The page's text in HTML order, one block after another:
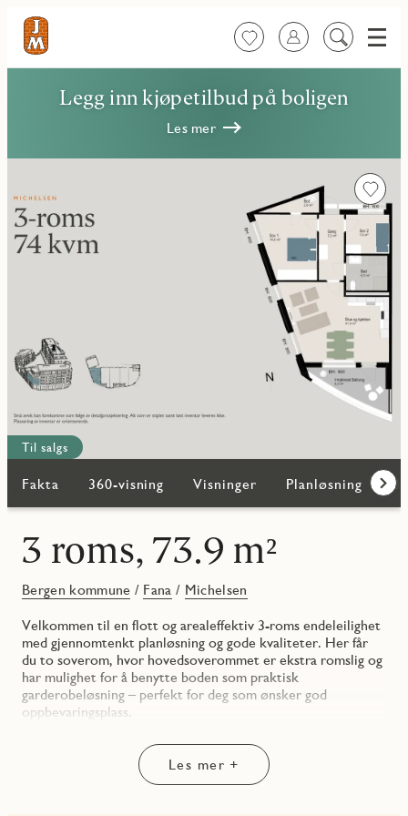
FavoritterLogg inn
Søk
Meny
Legg inn kjøpetilbud på boligen
Les mer
Til salgs
Fakta 360-visning Visninger Planløsning
3 roms, 73.9 m²
Bergen kommune / Fana / Michelsen
Velkommen til en flott og arealeffektiv 3-roms endeleilighet
med gjennomtenkt planløsning og gode kvaliteter. Her får
du to soverom, hvor hovedsoverommet er ekstra romslig og
har mulighet for å benytte boden som praktisk
garderobeløsning – perfekt for deg som ønsker god
oppbevaringsplass.
Stuen og kjøkkenet ligger i en åpen og lys løsning, med store
vindusflater som slipper inn godt med dagslys. Herfra har du
direkte utgang til en innglasset balkong – et ekstra
Les mer +